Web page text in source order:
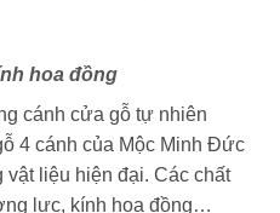
hoa đồng
cánh cửa gỗ tự nhiên
4 cánh của Mộc Minh Đức
liệu hiện đại. Các chất
lực, kính hoa đồng…